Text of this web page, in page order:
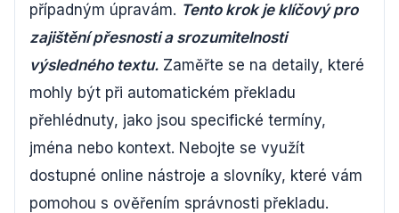
případným úpravám. Tento krok je klíčový pro
zajištění přesnosti a srozumitelnosti
výsledného textu. Zaměřte se na detaily, které
mohly být při automatickém překladu
přehlédnuty, jako jsou specifické termíny,
jména nebo kontext. Nebojte se využít
dostupné online nástroje a slovníky, které vám
pomohou s ověřením správnosti překladu.